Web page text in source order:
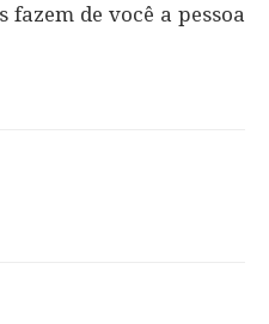
fazem de você a pessoa